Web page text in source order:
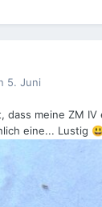
5. Juni
dass meine ZM IV
eine... Lustig